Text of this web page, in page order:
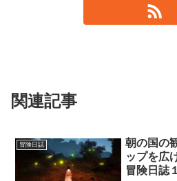
関連記事
冒険日誌
朝の国の
ップを広
冒険日誌